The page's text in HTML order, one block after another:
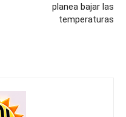
planea bajar las
temperaturas